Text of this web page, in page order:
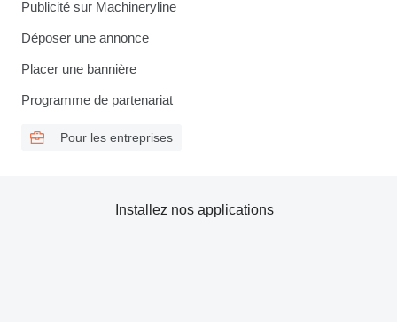
Publicité sur Machineryline
Déposer une annonce
Placer une bannière
Programme de partenariat
Pour les entreprises
Installez nos applications